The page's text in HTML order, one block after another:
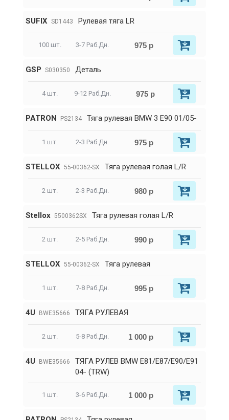
SUFIX SD1443 Рулевая тяга LR
100 шт. 3-7 Раб.Дн. 975 р
GSP S030350 Деталь
4 шт. 9-12 Раб.Дн. 975 р
PATRON PS2134 Тяга рулевая BMW 3 E90 01/05-
1 шт. 2-3 Раб.Дн. 975 р
STELLOX 55-00362-SX Тяга рулевая голая L/R
2 шт. 2-3 Раб.Дн. 980 р
Stellox 5500362SX Тяга рулевая голая L/R
2 шт. 2-5 Раб.Дн. 990 р
STELLOX 55-00362-SX Тяга рулевая
1 шт. 7-8 Раб.Дн. 995 р
4U BWE35666 ТЯГА РУЛЕВАЯ
2 шт. 5-8 Раб.Дн. 1 000 р
4U BWE35666
ТЯГА РУЛЕВ BMW E81/E87/E90/E91
04- (TRW)
1 шт. 3-6 Раб.Дн. 1 000 р